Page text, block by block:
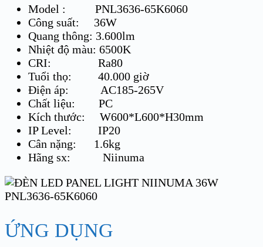
Model : PNL3636-65K6060
Công suất: 36W
Quang thông: 3.600lm
Nhiệt độ màu: 6500K
CRI: Ra80
Tuổi thọ: 40.000 giờ
Điện áp: AC185-265V
Chất liệu: PC
Kích thước: W600*L600*H30mm
IP Level: IP20
Cân nặng: 1.6kg
Hãng sx: Niinuma
ỨNG DỤNG